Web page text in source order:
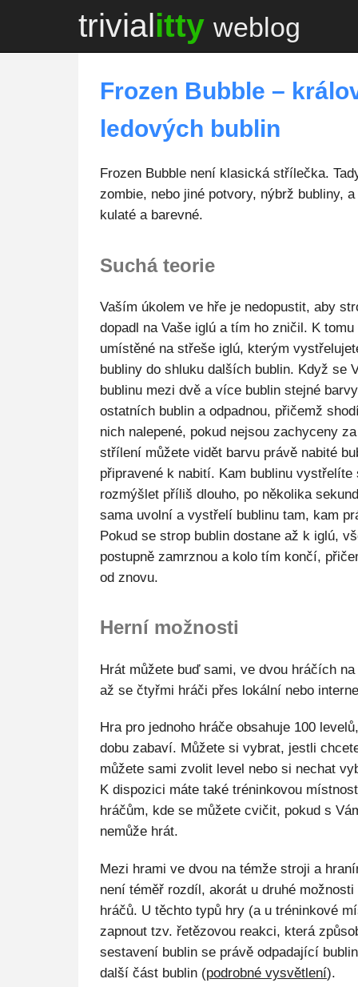
trivialitty weblog
Frozen Bubble –
ledových bublin
Frozen Bubble není klasická střílečka.
zombie, nebo jiné potvory, nýbrž bubliny,
kulaté a barevné.
Suchá teorie
Vaším úkolem ve hře je nedopustit, aby
dopadl na Vaše iglú a tím ho zničil. K
umístěné na střeše iglú, kterým
bubliny do shluku dalších bublin. Když se
bublinu mezi dvě a více bublin stejné
ostatních bublin a odpadnou, přičemž
nich nalepené, pokud nejsou zachyceny
střílení můžete vidět barvu právě nabité
připravené k nabití. Kam bublinu vystřelíte
rozmýšlet příliš dlouho, po několika
sama uvolní a vystřelí bublinu tam, kam
Pokud se strop bublin dostane až k iglú,
postupně zamrznou a kolo tím končí,
od znovu.
Herní možnosti
Hrát můžete buď sami, ve dvou hráčích
až se čtyřmi hráči přes lokální nebo
Hra pro jednoho hráče obsahuje 100
dobu zabaví. Můžete si vybrat, jestli
můžete sami zvolit level nebo si nechat
K dispozici máte také tréninkovou
hráčům, kde se můžete cvičit, pokud s
nemůže hrát.
Mezi hrami ve dvou na témže stroji a
není téměř rozdíl, akorát u druhé
hráčů. U těchto typů hry (a u tréninkové
zapnout tzv. řetězovou reakci, která
sestavení bublin se právě odpadající
další část bublin (podrobné vysvětlení).